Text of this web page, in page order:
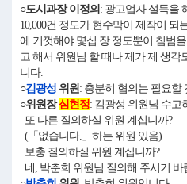
○도시과장 이정의 : 광고업자 설득을
10,000건 정도가 현수막이 제작이 되
에 기껏해야 몇십 장 정도뿐이 침범
고 해서 위원님 할 때나 제가 제 생각
니다.
○김광성 위원: 충분히 협의는 필요할
○위원장심현정: 김광성 위원님 수고
또 다른 질의하실 위원 계십니까?
(「없습니다.」하는 위원 있음)
보충 질의하실 위원 계십니까?
네, 박춘희 위원님 질의해 주시기 바